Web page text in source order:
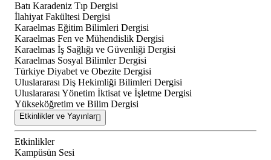
Batı Karadeniz Tıp Dergisi
İlahiyat Fakültesi Dergisi
Karaelmas Eğitim Bilimleri Dergisi
Karaelmas Fen ve Mühendislik Dergisi
Karaelmas İş Sağlığı ve Güvenliği Dergisi
Karaelmas Sosyal Bilimler Dergisi
Türkiye Diyabet ve Obezite Dergisi
Uluslararası Diş Hekimliği Bilimleri Dergisi
Uluslararası Yönetim İktisat ve İşletme Dergisi
Yükseköğretim ve Bilim Dergisi
Etkinlikler ve Yayınlar
Etkinlikler
Kampüsün Sesi